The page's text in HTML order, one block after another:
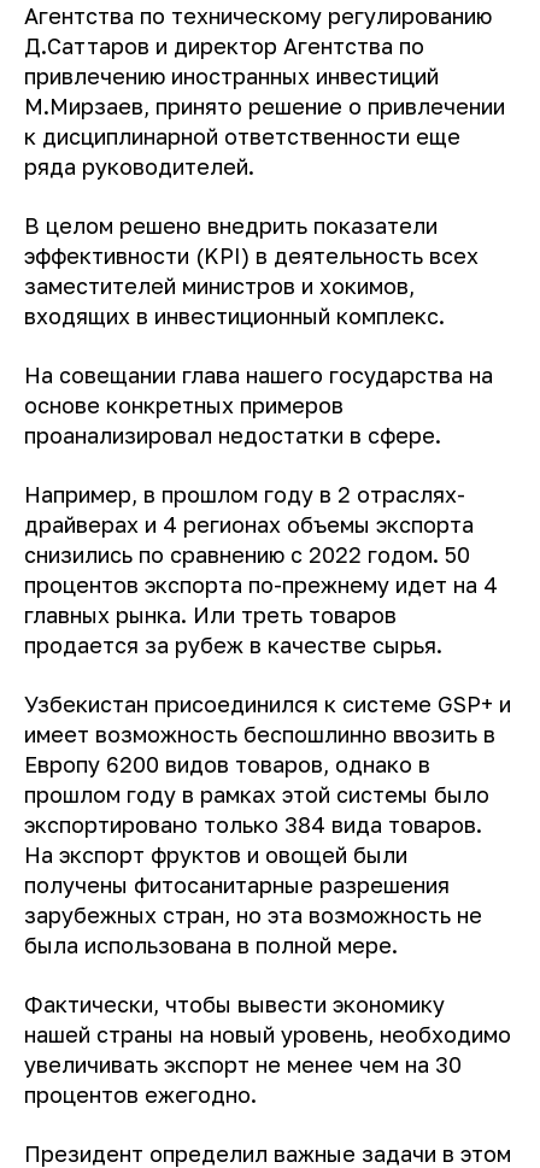
Агентства по техническому регулированию
Д.Саттаров и директор Агентства по
привлечению иностранных инвестиций
М.Мирзаев, принято решение о привлечении
к дисциплинарной ответственности еще
ряда руководителей.
В целом решено внедрить показатели
эффективности (KPI) в деятельность всех
заместителей министров и хокимов,
входящих в инвестиционный комплекс.
На совещании глава нашего государства на
основе конкретных примеров
проанализировал недостатки в сфере.
Например, в прошлом году в 2 отраслях-
драйверах и 4 регионах объемы экспорта
снизились по сравнению с 2022 годом. 50
процентов экспорта по-прежнему идет на 4
главных рынка. Или треть товаров
продается за рубеж в качестве сырья.
Узбекистан присоединился к системе GSP+ и
имеет возможность беспошлинно ввозить в
Европу 6200 видов товаров, однако в
прошлом году в рамках этой системы было
экспортировано только 384 вида товаров.
На экспорт фруктов и овощей были
получены фитосанитарные разрешения
зарубежных стран, но эта возможность не
была использована в полной мере.
Фактически, чтобы вывести экономику
нашей страны на новый уровень, необходимо
увеличивать экспорт не менее чем на 30
процентов ежегодно.
Президент определил важные задачи в этом